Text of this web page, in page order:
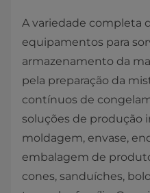
A variedade completa
equipamentos para
armazenamento da
pela preparação da
contínuos de
soluções de produção
moldagem, envase,
embalagem de
cones, sanduíches,